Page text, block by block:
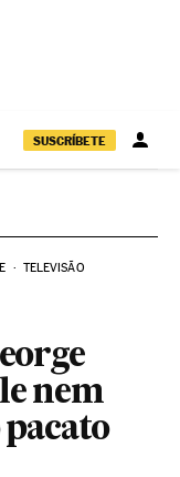
SUSCRÍBETE
TELEVISÃO
nem